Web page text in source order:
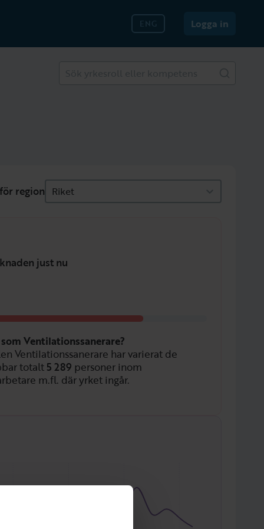
ENG Logga in
region Riket
just nu
Ventilationssanerare?
Ventilationssanerare har varierat de
totalt 5 289 personer inom
m.fl. där yrket ingår.